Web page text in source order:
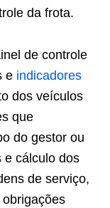
da frota.
de controle
e indicadores
dos veículos
que
do gestor ou
e cálculo dos
de serviço,